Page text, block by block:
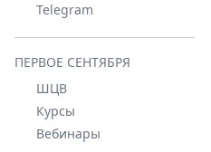
Telegram
ПЕРВОЕ СЕНТЯБРЯ
ШЦВ
Курсы
Вебинары